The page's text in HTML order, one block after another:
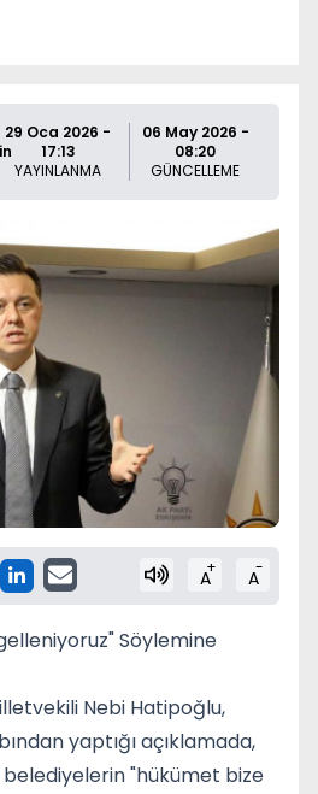
29 Oca 2026 -
17:13
YAYINLANMA
06 May 2026 -
08:20
GÜNCELLEME
A+ A-
Söylemine
Nebi Hatipoğlu,
yaptığı açıklamada,
belediyelerin "hükümet bize